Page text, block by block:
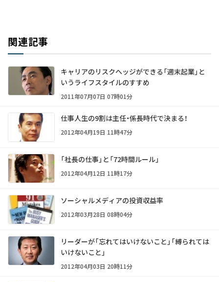
関連記事
キャリアのリスクヘッジができる「週末起業」と
いうライフスタイルのすすめ
2011年07月07日 07時01分
仕事人生の9割は主任・係長時代で決まる！
2012年04月19日 11時47分
「社長の仕事」と「72時間ルール」
2012年04月12日 11時17分
ソーシャルメディアの投資収益率
2012年03月28日 08時04分
リーダーが「忘れてはいけないこと」「縛られては
いけないこと」
2012年04月03日 20時11分